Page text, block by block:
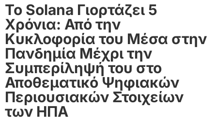
Το Solana Γιορτάζει 5
Χρόνια: Από την
Κυκλοφορία του Μέσα στην
Πανδημία Μέχρι την
Συμπερίληψή του στο
Αποθεματικό Ψηφιακών
Περιουσιακών Στοιχείων
των ΗΠΑ